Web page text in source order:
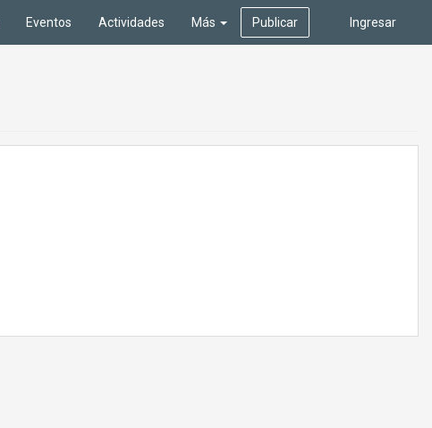
Ingresar
Eventos Actividades Más Publicar